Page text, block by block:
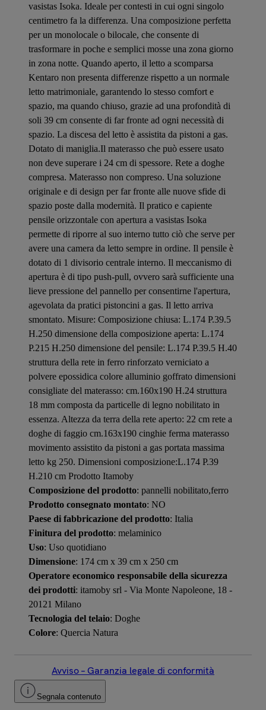
vasistas Isoka. Ideale per contesti in cui ogni singolo
centimetro fa la differenza. Una composizione perfetta
per un monolocale o bilocale, che consente di
trasformare in poche e semplici mosse una zona giorno
in zona notte. Quando aperto, il letto a scomparsa
Kentaro non presenta differenze rispetto a un normale
letto matrimoniale, garantendo lo stesso comfort e
spazio, ma quando chiuso, grazie ad una profondità di
soli 39 cm consente di far fronte ad ogni necessità di
spazio. La discesa del letto è assistita da pistoni a gas.
Dotato di maniglia.Il materasso che può essere usato
non deve superare i 24 cm di spessore. Rete a doghe
compresa. Materasso non compreso. Una soluzione
originale e di design per far fronte alle nuove sfide di
spazio poste dalla modernità. Il pratico e capiente
pensile orizzontale con apertura a vasistas Isoka
permette di riporre al suo interno tutto ciò che serve per
avere una camera da letto sempre in ordine. Il pensile è
dotato di 1 divisorio centrale interno. Il meccanismo di
apertura è di tipo push-pull, ovvero sarà sufficiente una
lieve pressione del pannello per consentirne l'apertura,
agevolata da pratici pistoncini a gas. Il letto arriva
smontato. Misure: Composizione chiusa: L.174 P.39.5
H.250 dimensione della composizione aperta: L.174
P.215 H.250 dimensione del pensile: L.174 P.39.5 H.40
struttura della rete in ferro rinforzato verniciato a
polvere epossidica colore alluminio goffrato dimensioni
consigliate del materasso: cm.160x190 H.24 struttura
18 mm composta da particelle di legno nobilitato in
essenza. Altezza da terra della rete aperto: 22 cm rete a
doghe di faggio cm.163x190 cinghie ferma materasso
movimento assistito da pistoni a gas portata massima
letto kg 250. Dimensioni composizione:L.174 P.39
H.210 cm Prodotto Itamoby
Composizione del prodotto: pannelli nobilitato,ferro
Prodotto consegnato montato: NO
Paese di fabbricazione del prodotto: Italia
Finitura del prodotto: melaminico
Uso: Uso quotidiano
Dimensione: 174 cm x 39 cm x 250 cm
Operatore economico responsabile della sicurezza
dei prodotti: itamoby srl - Via Monte Napoleone, 18 -
20121 Milano
Tecnologia del telaio: Doghe
Colore: Quercia Natura
Avviso – Garanzia legale di conformità
Segnala contenuto